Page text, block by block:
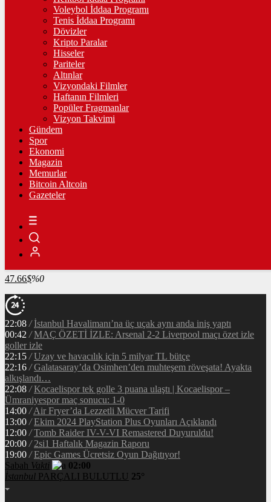
%2,39
%-0,14
฿%-0.2
LİTECOİN
2193.01Ł%0.8
ETHEREUM
91265 Ξ%0
RİPPLE
49.5%0.5
TETHER
47.66$%0
Voleybol İddaa Programı
Tenis İddaa Programı
Dövizler
Kripto Paralar
Hisseler
Pariteler
Altınlar
Vizyondaki Filmler
Haftanın Filmleri
Popüler Fragmanlar
Vizyon Takvimi
Gündem
Spor
Ekonomi
Magazin
Memurlar
Bitcoin Altcoin
Gazeteler
22:08 / İstanbul Havalimanı’na üç uçak aynı anda iniş yaptı
00:42 / MAÇ ÖZETİ İZLE: Arsenal 2-2 Liverpool maçı özet izle
goller izle
22:15 / Uzay ve havacılık için 5 milyar TL bütçe
22:16 / Galatasaray’da Osimhen’den muhteşem röveşata! Ayakta
alkışlandı…
22:08 / Kocaelispor tek golle 3 puana ulaştı | Kocaelispor –
Ümraniyespor maç sonucu: 1-0
14:00 / Air Fryer’da Lezzetli Mücver Tarifi
13:00 / Ekim 2024 PlayStation Plus Oyunları Açıklandı
12:00 / Tomb Raider IV-V-VI Remastered Duyuruldu!
20:00 / 2si1 Haftalık Magazin Raporu
19:00 / Epic Games Ücretsiz Oyun Dağıtıyor!
Sabah Vakti
02:00
İstanbul PARÇALI BULUTLU 25°